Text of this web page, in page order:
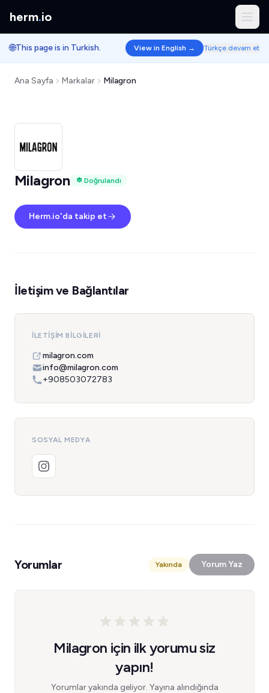
herm.io
🌐This page is in Turkish. View in English → Türkçe devam et
Ana Sayfa Markalar Milagron
Milagron Doğrulandı
Herm.io'da takip et
İletişim ve Bağlantılar
İLETIŞIM BILGILERI
milagron.com
info@milagron.com
+908503072783
SOSYAL MEDYA
Yorumlar Yakında Yorum Yaz
Milagron için ilk yorumu siz
yapın!
Yorumlar yakında geliyor. Yayına alındığında